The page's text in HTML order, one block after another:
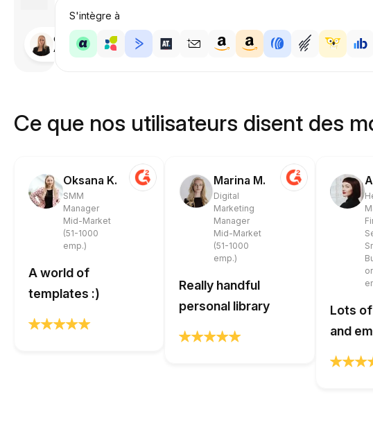
Conçu par
Anastasiia
S'intègre à
Ce que nos utilisateurs disent des
Oksana K.
SMM
Manager
Mid-Market
(51-1000
emp.)
A world of
templates :)
Marina M.
Digital
Marketing
Manager
Mid-Market
(51-1000
emp.)
Really handful
personal library
Lots
and